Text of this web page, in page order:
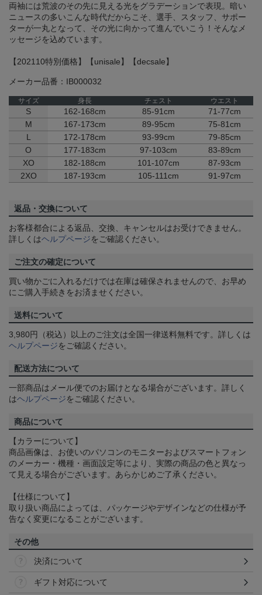
両袖には荒波のその先に見える光をグラデーションで表現。暗い
ニュースの多いこんな時代だからこそ、選手、スタッフ、サポー
ターが一丸となって、その光に向かって進んでいこう！そんなメ
ッセージを込めています。
【202110特別価格】【unisale】【decsale】
メーカー品番：IB000032
サイズ 身長 チェスト ウエスト
S 162-168cm 85-91cm
71-77cm
M
167-173cm 89-95cm
75-81cm
L
172-178cm 93-99cm
79-85cm
O
177-183cm 97-103cm
83-89cm
XO
182-188cm 101-107cm
87-93cm
2XO
187-193cm 105-111cm 91-97cm
返品・交換について
お客様都合による返品、交換、キャンセルはお受けできません。
詳しくはヘルプページをご確認ください。
ご注文の確定について
買い物かごに入れるだけでは在庫は確保されませんので、お早め
にご購入手続きをお済ませください。
送料について
3,980円（税込）以上のご注文は全国一律送料無料です。詳しくは
ヘルプページをご確認ください。
配送方法について
一部商品はメール便でのお届けとなる場合がございます。詳しく
はヘルプページをご確認ください。
商品について
【カラーについて】
商品画像は、お使いのパソコンのモニターおよびスマートフォン
のメーカー・機種・画面設定等により、実際の商品の色と異なっ
て見える場合がございます。あらかじめご了承ください。
【仕様について】
取り扱い商品によっては、パッケージやデザインなどの仕様が予
告なく変更になることがございます。
その他
決済について
ギフト対応について